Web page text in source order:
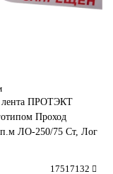
лента ПРОТЭКТ
Проход
ЛО-250/75 Ст, Лог
17517132